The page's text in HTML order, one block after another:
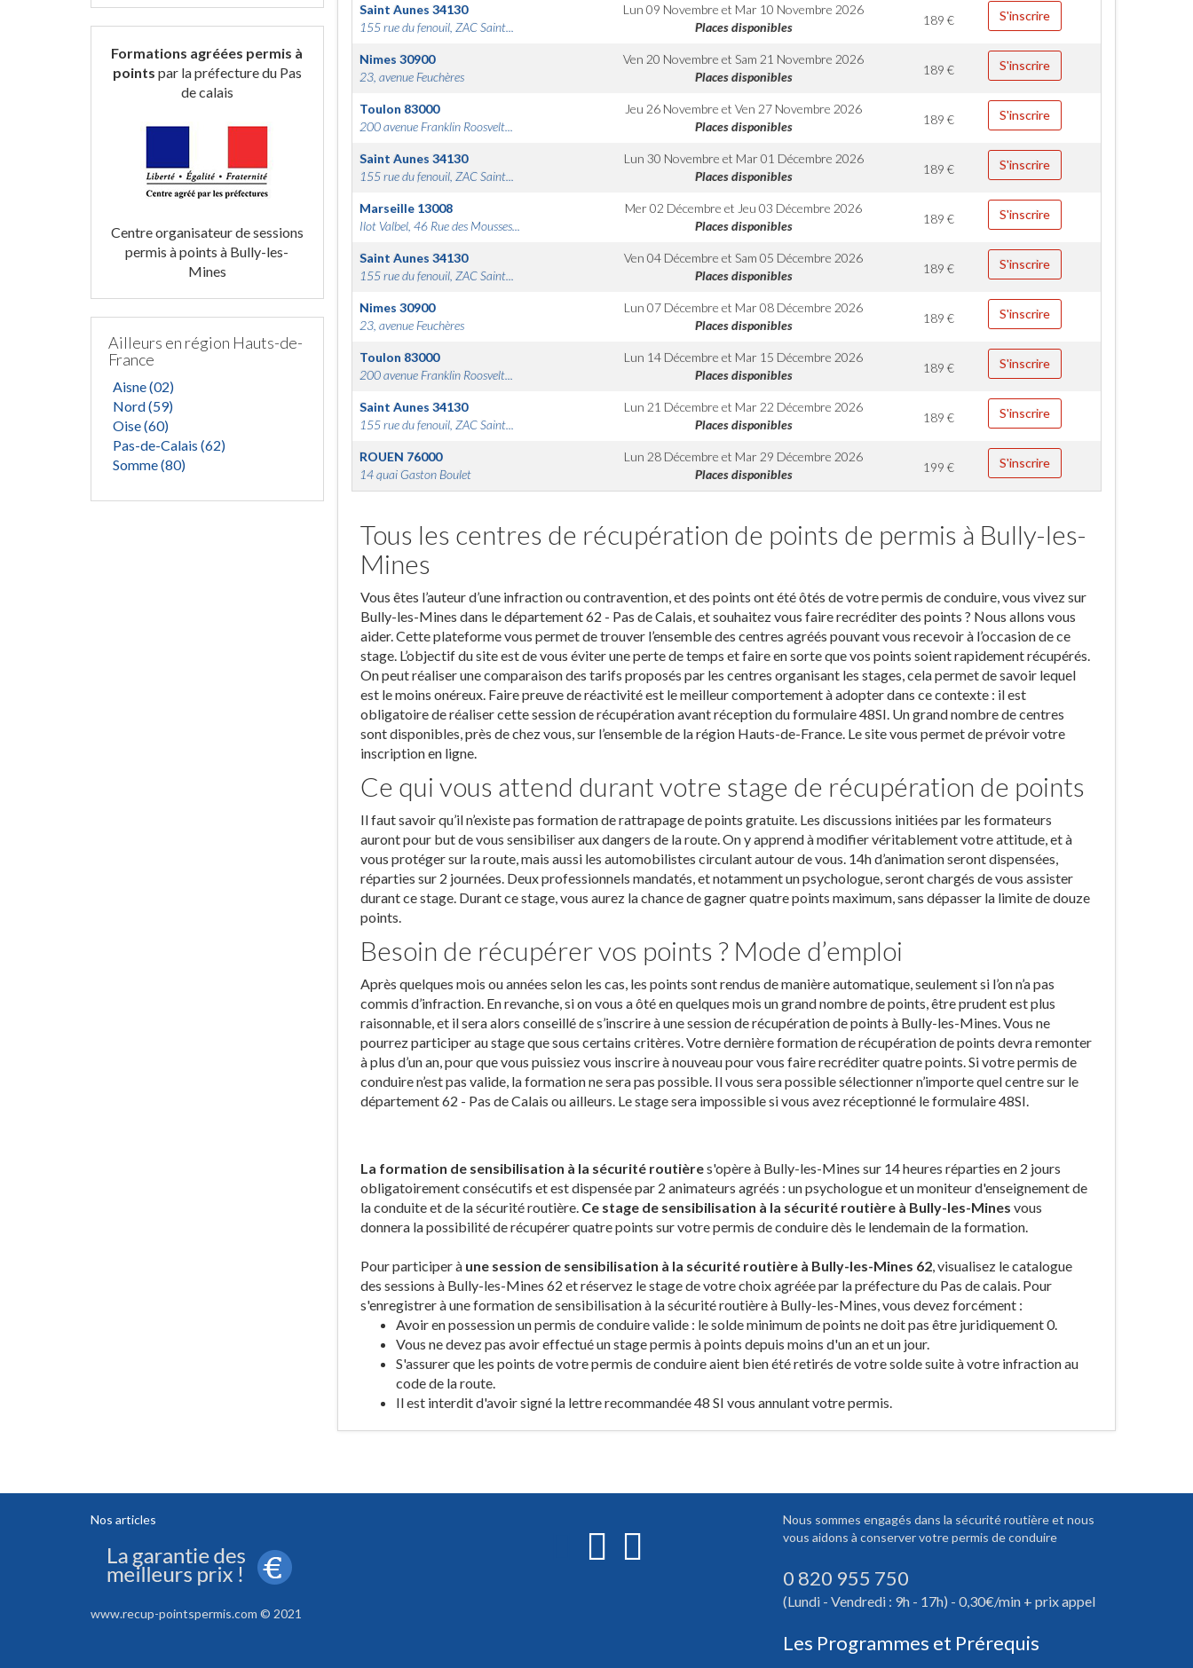
Formations agréées permis à
points par la préfecture du Pas
de calais
Centre organisateur de sessions
permis à points à Bully-les-
Mines
Ailleurs en région Hauts-de-
France
Aisne (02)
Nord (59)
Oise (60)
Pas-de-Calais (62)
Somme (80)
Saint Aunes 34130
155 rue du fenouil, ZAC Saint...
Lun 09 Novembre et Mar 10 Novembre 2026
Places disponibles
189€ S'inscrire
Nimes 30900
23, avenue Feuchères
Ven 20 Novembre etSam 21 Novembre 2026
Places disponibles
189€ S'inscrire
Toulon 83000
200 avenue Franklin Roosvelt...
Jeu 26 Novembre etVen 27 Novembre 2026
Places disponibles
189€ S'inscrire
Saint Aunes 34130
155 rue du fenouil, ZAC Saint...
Lun 30 Novembre et Mar 01 Décembre 2026
Places disponibles
189€ S'inscrire
Marseille 13008
Ilot Valbel, 46 Rue des Mousses...
Mer 02 Décembre et Jeu 03 Décembre 2026
Places disponibles
189€ S'inscrire
Saint Aunes 34130
155 rue du fenouil, ZAC Saint...
Ven 04 Décembre etSam 05 Décembre 2026
Places disponibles
189€ S'inscrire
Nimes 30900
23, avenue Feuchères
Lun 07 Décembre et Mar 08 Décembre 2026
Places disponibles
189€ S'inscrire
Toulon 83000
200 avenue Franklin Roosvelt...
Lun 14 Décembre et Mar 15 Décembre 2026
Places disponibles
189€ S'inscrire
Saint Aunes 34130
155 rue du fenouil, ZAC Saint...
Lun 21 Décembre et Mar 22 Décembre 2026
Places disponibles
189€ S'inscrire
ROUEN 76000
14 quai Gaston Boulet
Lun 28 Décembre et Mar 29 Décembre 2026
Places disponibles
199€ S'inscrire
Tous les centres de récupération de points de permis à Bully-les-
Mines
Vous êtes l’auteur d’une infraction ou contravention, et des points ont été ôtés de votre permis de conduire, vous vivez sur
Bully-les-Mines dans le département 62 - Pas de Calais, et souhaitez vous faire recréditer des points ? Nous allons vous
aider. Cette plateforme vous permet de trouver l’ensemble des centres agréés pouvant vous recevoir à l’occasion de ce
stage. L’objectif du site est de vous éviter une perte de temps et faire en sorte que vos points soient rapidement récupérés.
On peut réaliser une comparaison des tarifs proposés par les centres organisant les stages, cela permet de savoir lequel
est le moins onéreux. Faire preuve de réactivité est le meilleur comportement à adopter dans ce contexte : il est
obligatoire de réaliser cette session de récupération avant réception du formulaire 48SI. Un grand nombre de centres
sont disponibles, près de chez vous, sur l’ensemble de la région Hauts-de-France. Le site vous permet de prévoir votre
inscription en ligne.
Ce qui vous attend durant votre stage de récupération de points
Il faut savoir qu’il n’existe pas formation de rattrapage de points gratuite. Les discussions initiées par les formateurs
auront pour but de vous sensibiliser aux dangers de la route. On y apprend à modifier véritablement votre attitude, et à
vous protéger sur la route, mais aussi les automobilistes circulant autour de vous. 14h d’animation seront dispensées,
réparties sur 2 journées. Deux professionnels mandatés, et notamment un psychologue, seront chargés de vous assister
durant ce stage. Durant ce stage, vous aurez la chance de gagner quatre points maximum, sans dépasser la limite de douze
points.
Besoin de récupérer vos points ? Mode d’emploi
Après quelques mois ou années selon les cas, les points sont rendus de manière automatique, seulement si l’on n’a pas
commis d’infraction. En revanche, si on vous a ôté en quelques mois un grand nombre de points, être prudent est plus
raisonnable, et il sera alors conseillé de s’inscrire à une session de récupération de points à Bully-les-Mines. Vous ne
pourrez participer au stage que sous certains critères. Votre dernière formation de récupération de points devra remonter
à plus d’un an, pour que vous puissiez vous inscrire à nouveau pour vous faire recréditer quatre points. Si votre permis de
conduire n’est pas valide, la formation ne sera pas possible. Il vous sera possible sélectionner n’importe quel centre sur le
département 62 - Pas de Calais ou ailleurs. Le stage sera impossible si vous avez réceptionné le formulaire 48SI.
La formation de sensibilisation à la sécurité routières'opère à Bully-les-Mines sur 14 heures réparties en 2 jours
obligatoirement consécutifs et est dispensée par 2 animateurs agréés : un psychologue et un moniteur d'enseignement de
la conduite et de la sécurité routière. Ce stage de sensibilisation à la sécurité routière à Bully-les-Mines vous
donnera la possibilité de récupérer quatre points sur votre permis de conduire dès le lendemain de la formation.
Pour participer à une session de sensibilisation à la sécurité routière à Bully-les-Mines 62, visualisez le catalogue
des sessions à Bully-les-Mines 62 et réservez le stage de votre choix agréée par la préfecture du Pas de calais. Pour
s'enregistrer à une formation de sensibilisation à la sécurité routière à Bully-les-Mines, vous devez forcément :
Avoir en possession un permis de conduire valide : le solde minimum de points ne doit pas être juridiquement 0.
Vous ne devez pas avoir effectué un stage permis à points depuis moins d'un an et un jour.
S'assurer que les points de votre permis de conduire aient bien été retirés de votre solde suite à votre infraction au
code de la route.
Il est interdit d'avoir signé la lettre recommandée 48 SI vous annulant votre permis.
Nos articles
www.recup-pointspermis.com © 2021
Nous sommes engagés dans la sécurité routière et nous
vous aidons à conserver votre permis de conduire
0 820 955 750
(Lundi - Vendredi : 9h - 17h) - 0,30€/min + prix appel
Les Programmes et Prérequis